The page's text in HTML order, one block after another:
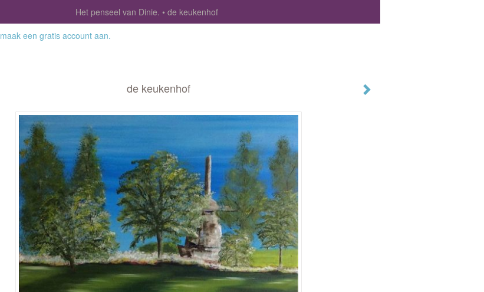
Het penseel van Dinie.
de keukenhof
maak een gratis account aan.
de keukenhof